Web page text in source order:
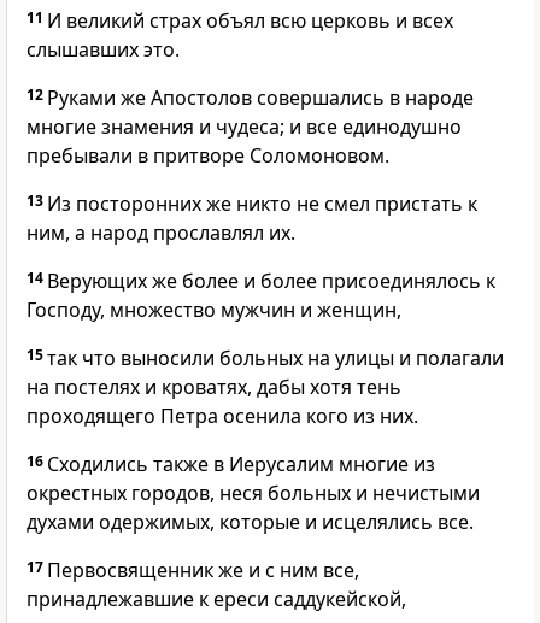
11 И великий страх объял всю церковь и всех
слышавших это.
12 Руками же Апостолов совершались в народе
многие знамения и чудеса; и все единодушно
пребывали в притворе Соломоновом.
13 Из посторонних же никто не смел пристать к
ним, а народ прославлял их.
14 Верующих же более и более присоединялось к
Господу, множество мужчин и женщин,
15так что выносили больных на улицы и полагали
на постелях и кроватях, дабы хотя тень
проходящего Петра осенила кого из них.
16 Сходились также в Иерусалим многие из
окрестных городов, неся больных и нечистыми
духами одержимых, которые и исцелялись все.
17 Первосвященник же и с ним все,
принадлежавшие к ереси саддукейской,